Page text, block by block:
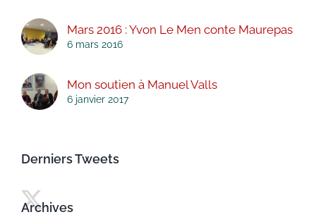
Mars 2016 : Yvon Le Men conte Maurepas
6 mars 2016
Mon soutien à Manuel Valls
6 janvier 2017
Derniers Tweets
Archives